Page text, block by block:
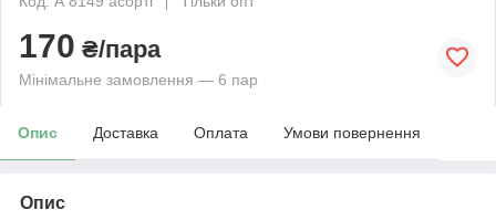
170 ₴/пара
Мінімальне замовлення — 6 пар
Опис Доставка Оплата Умови повернення
Опис